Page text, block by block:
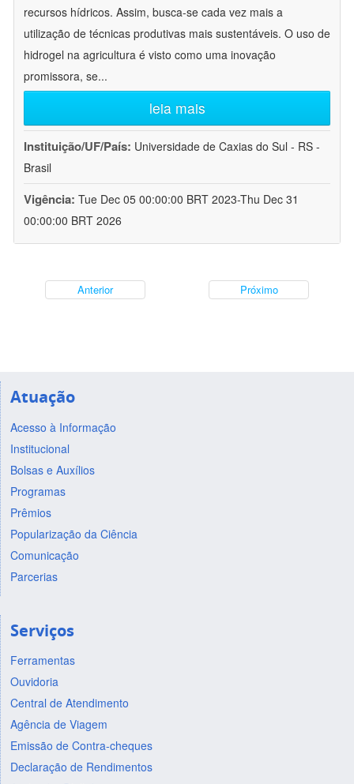
recursos hídricos. Assim, busca-se cada vez mais a
utilização de técnicas produtivas mais sustentáveis. O uso de
hidrogel na agricultura é visto como uma inovação
promissora, se...
leia mais
Instituição/UF/País: Universidade de Caxias do Sul - RS -
Brasil
Vigência: Tue Dec 05 00:00:00 BRT 2023-Thu Dec 31
00:00:00 BRT 2026
Anterior Próximo
Atuação
Acesso à Informação
Institucional
Bolsas e Auxílios
Programas
Prêmios
Popularização da Ciência
Comunicação
Parcerias
Serviços
Ferramentas
Ouvidoria
Central de Atendimento
Agência de Viagem
Emissão de Contra-cheques
Declaração de Rendimentos